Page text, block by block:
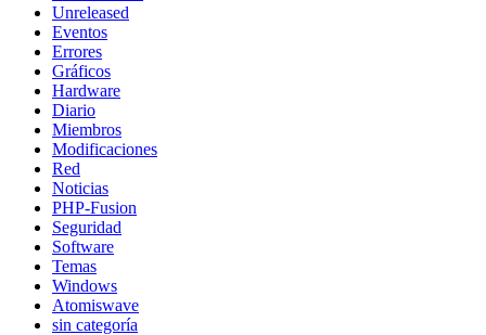
Unreleased
Eventos
Errores
Gráficos
Hardware
Diario
Miembros
Modificaciones
Red
Noticias
PHP-Fusion
Seguridad
Software
Temas
Windows
Atomiswave
sin categoría